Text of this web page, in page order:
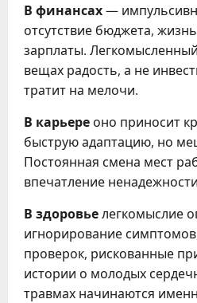
В финансах—
отсутствие бюджета,
зарплаты.
вещах радость, а не
тратит на мелочи.
В карьере оно приносит
быструю адаптацию, но
Постоянная смена мест
впечатление
В здоровьелегкомыслие
игнорирование
проверок, рискованные
истории о молодых
травмах начинаются